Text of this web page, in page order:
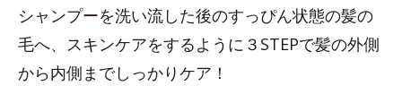
シャンプーを洗い流した後のすっぴん状態の髪の
毛へ、スキンケアをするように３STEPで髪の外側
から内側までしっかりケア！